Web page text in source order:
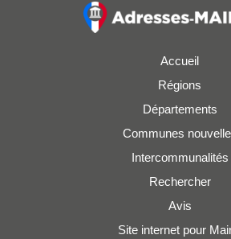
Accueil
Régions
Départements
Communes
Intercommunalités
Rechercher
Avis
Site internet pour